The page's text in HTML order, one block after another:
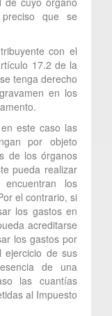
que se
con el
17.2 de la
tenga derecho
en los
este caso las
por objeto
de los órganos
pueda realizar
los
el contrario, si
los gastos en
acreditarse
los gastos por
ejercicio de sus
de una
las cuantías
al Impuesto